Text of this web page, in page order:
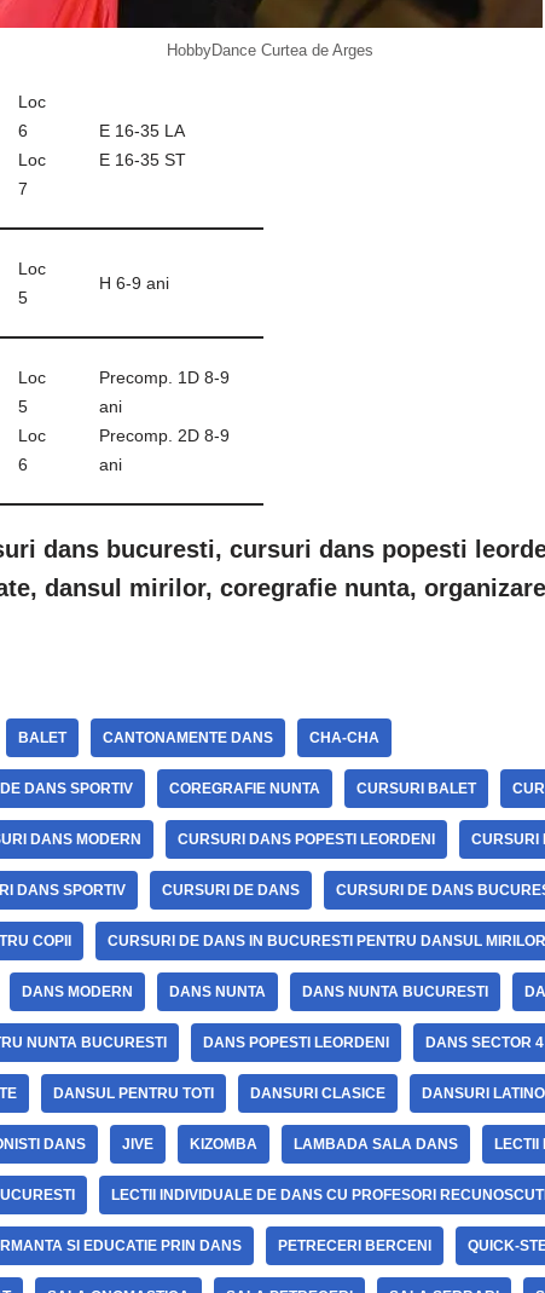
HobbyDance Curtea de Arges
Loc
6
Loc
7
E 16-35 LA
E 16-35 ST
Loc
5
H 6-9 ani
Loc
5
Loc
6
Precomp. 1D 8-9
ani
Precomp. 2D 8-9
ani
dans bucuresti, cursuri dans popesti
dansul mirilor, coregrafie nunta,
BALET CANTONAMENTE DANS CHA-CHA
DANS SPORTIV COREGRAFIE NUNTA CURSURI BALET
DANS MODERN CURSURI DANS POPESTI LEORDENI CURSURI
DANS SPORTIV CURSURI DE DANS CURSURI DE DANS
COPII CURSURI DE DANS IN BUCURESTI PENTRU DANSUL MIRILOR
DANS MODERN DANS NUNTA DANS NUNTA BUCURESTI
NUNTA BUCURESTI DANS POPESTI LEORDENI DANS SECTOR 4
DANSUL PENTRU TOTI DANSURI CLASICE DANSURI LATINO
DANS JIVE KIZOMBA LAMBADA SALA DANS LECTII
LECTII INDIVIDUALE DE DANS CU PROFESORI
SI EDUCATIE PRIN DANS PETRECERI BERCENI QUICK-